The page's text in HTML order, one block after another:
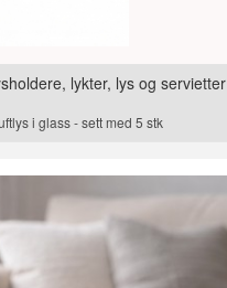
lykter, lys og servietter
i glass - sett med 5 stk